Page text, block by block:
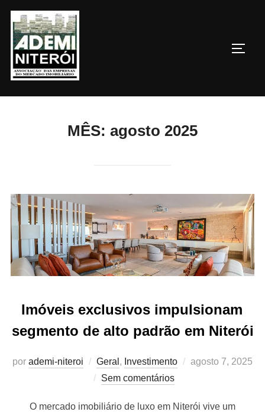
para
conteúdo
MÊS: agosto 2025
Imóveis exclusivos impulsionam
segmento de alto padrão em Niterói
por ademi-niteroi Geral , Investimento
Postado
agosto 7, 2025
Sem comentários
O mercado imobiliário de luxo em Niterói vive um